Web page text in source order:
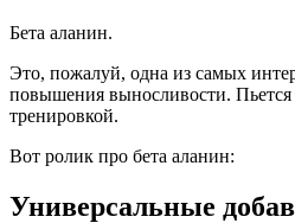
Бета аланин.
Это, пожалуй, одна из самых
повышения выносливости. Пьется
тренировкой.
Вот ролик про бета аланин:
Универсальные